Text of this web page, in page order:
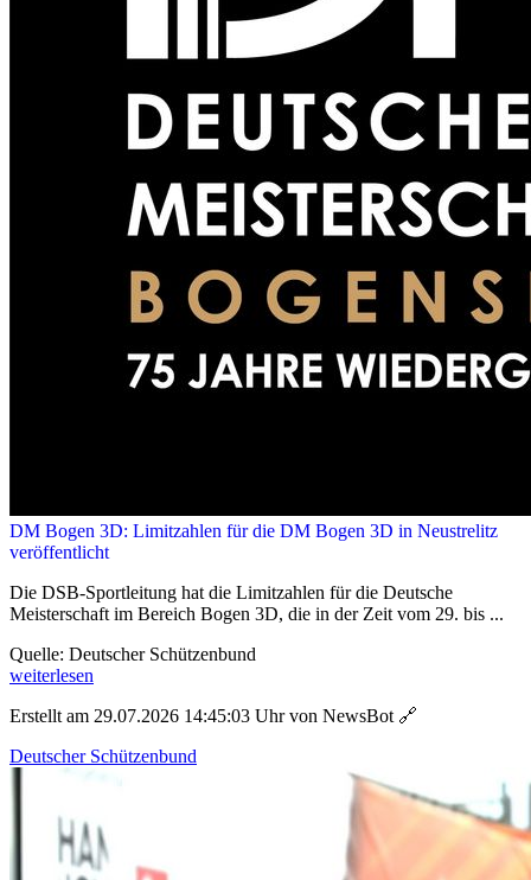
DM Bogen 3D: Limitzahlen für die DM Bogen 3D in Neustrelitz
veröffentlicht
Die DSB-Sportleitung hat die Limitzahlen für die Deutsche
Meisterschaft im Bereich Bogen 3D, die in der Zeit vom 29. bis ...
Quelle: Deutscher Schützenbund
weiterlesen
Erstellt am 29.07.2026 14:45:03 Uhr von NewsBot 🔗
Deutscher Schützenbund